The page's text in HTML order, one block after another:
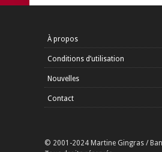
À propos
Conditions d’utilisation
Nouvelles
Contact
© 2001-2024 Martine Gingras /